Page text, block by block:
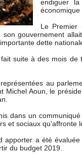
endiguer
économique
Le Premier
gouvernement
dette
suite à des mois de
au
Michel Aoun, le
dans un
et sociaux qu'affronte
apporter a été
du budget 2019.